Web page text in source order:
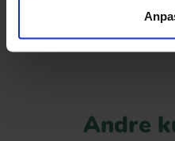
Andre